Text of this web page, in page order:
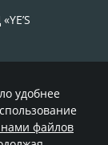
удобнее
файлов